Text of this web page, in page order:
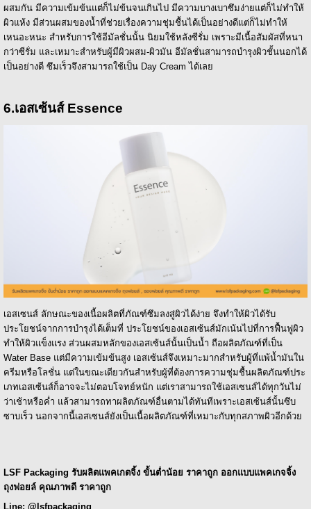
ผสมกัน มีความเข้มข้นแต่ก็ไม่ข้นจนเกินไป มีความบางเบาซึมง่ายแต่ก็ไม่ทำให้
ผิวแห้ง มีส่วนผสมของน้ำที่ช่วยเรื่องความชุ่มชื้นได้เป็นอย่างดีแต่ก็ไม่ทำให้
เหนอะหนะ สำหรับการใช้อีมัลชั่นนั้น นิยมใช้หลังซีรั่ม เพราะมีเนื้อสัมผัสที่หนา
กว่าซีรั่ม และเหมาะสำหรับผู้มีผิวผสม-ผิวมัน อีมัลชั่นสามารถบำรุงผิวชั้นนอกได้
เป็นอย่างดี ซึมเร็วจึงสามารถใช้เป็น Day Cream ได้เลย
6.เอสเซ้นส์ Essence
เอสเซนส์ ลักษณะของเนื้อผลิตที่ภัณฑ์ซึมลงสู่ผิวได้ง่าย จึงทำให้ผิวได้รับ
ประโยชน์จากการบำรุงได้เต็มที่ ประโยชน์ของเอสเซ้นส์มักเน้นไปที่การฟื้นฟูผิว
ทำให้ผิวแข็งแรง ส่วนผสมหลักของเอสเซ้นส์นั้นเป็นน้ำ ถือผลิตภัณฑ์ที่เป็น
Water Base แต่มีความเข้มข้นสูง เอสเซ้นส์จึงเหมาะมากสำหรับผู้ที่แพ้น้ำมันใน
ครีมหรือโลชั่น แต่ในขณะเดียวกันสำหรับผู้ที่ต้องการความชุ่มชื้นผลิตภัณฑ์ประ
เภทเอสเซ้นส์ก็อาจจะไม่ตอบโจทย์หนัก แต่เราสามารถใช้เอสเซนส์ได้ทุกวันไม่
ว่าเช้าหรือค่ำ แล้วสามารถทาผลิตภัณฑ์อื่นตามได้ทันทีเพราะเอสเซ้นส์นั้นซึบ
ซาบเร็ว นอกจากนี้เอสเซนส์ยังเป็นเนื้อผลิตภัณฑ์ที่เหมาะกับทุกสภาพผิวอีกด้วย
LSF Packaging รับผลิตแพคเกตจิ้ง ขั้นต่ำน้อย ราคาถูก ออกแบบแพคเกจจิ้ง
ถุงฟอยล์ คุณภาพดี ราคาถูก
Line: @lsfpackaging